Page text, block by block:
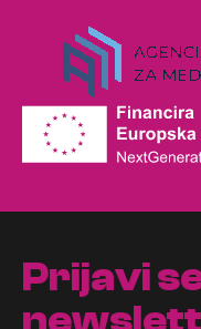
Prijavi